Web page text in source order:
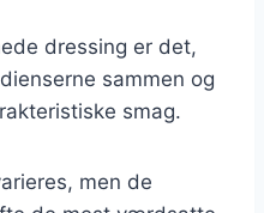
dressing er det,
sammen og
smag.
men de